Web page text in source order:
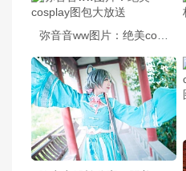
弥音音ww图片：绝美cosplay图包大放送